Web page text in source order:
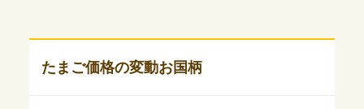
たまご価格の変動お国柄